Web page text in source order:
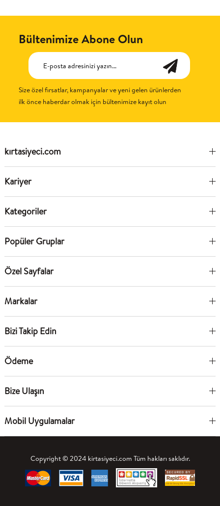
Bültenimize Abone Olun
Size özel fırsatlar, kampanyalar ve yeni gelen ürünlerden
ilk önce haberdar olmak için bültenimize kayıt olun
kırtasiyeci.com
Kariyer
Kategoriler
Popüler Gruplar
Özel Sayfalar
Markalar
Bizi Takip Edin
Ödeme
Bize Ulaşın
Mobil Uygulamalar
Copyright © 2024 kirtasiyeci.com Tüm hakları saklıdır.